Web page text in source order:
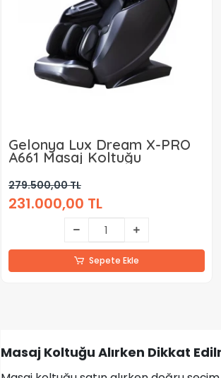
Gelonya Lux Dream X-PRO
A661 Masaj Koltuğu
279.500,00 TL
231.000,00 TL
Sepete Ekle
Masaj Koltuğu Alırken Dikkat